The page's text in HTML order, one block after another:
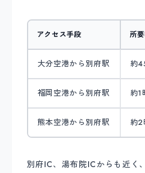
アクセス手段 所
大分空港から別府駅 約
福岡空港から別府駅 約1
熊本空港から別府駅 約2
別府IC、湯布院ICからも近く